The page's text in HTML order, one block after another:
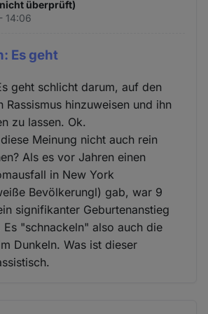
überprüft)
14:06
Es geht
geht schlicht darum, auf den
Rassismus hinzuweisen und ihn
zu lassen. Ok.
Meinung nicht auch rein
Als es vor Jahren einen
in New York
Bevölkerungl) gab, war 9
signifikanter Geburtenanstieg
Es "schnackeln" also auch die
Dunkeln. Was ist dieser